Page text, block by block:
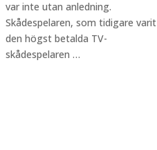
var inte utan anledning.
Skådespelaren, som tidigare varit
den högst betalda TV-
skådespelaren …